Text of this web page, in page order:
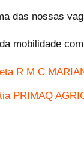
das nossas
mobilidade
R M C
PRIMAQ